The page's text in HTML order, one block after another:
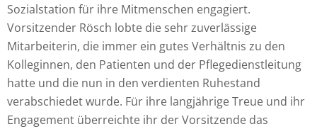
Sozialstation für ihre Mitmenschen engagiert.
Vorsitzender Rösch lobte die sehr zuverlässige
Mitarbeiterin, die immer ein gutes Verhältnis zu den
Kolleginnen, den Patienten und der Pflegedienstleitung
hatte und die nun in den verdienten Ruhestand
verabschiedet wurde. Für ihre langjährige Treue und ihr
Engagement überreichte ihr der Vorsitzende das